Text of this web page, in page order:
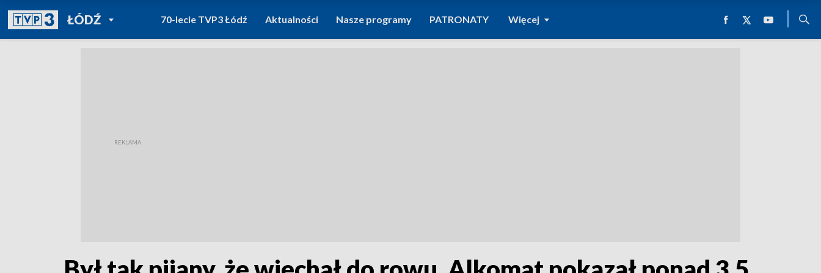
ŁÓDŹPOWRÓT DO
TVP REGIONY
70-lecie TVP3 Łódź Aktualności Nasze programy PATRONATY Więcej